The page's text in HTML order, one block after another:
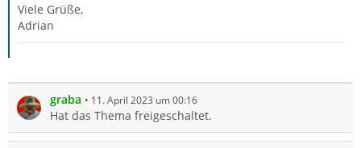
Viele Grüße,
Adrian
graba 11. April 2023 um 00:16
Hat das Thema freigeschaltet.